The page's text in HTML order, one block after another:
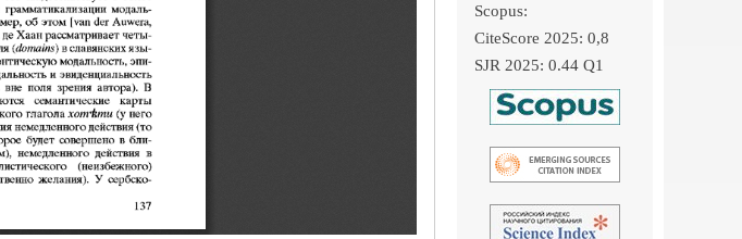
Scopus:
CiteScore 2025: 0,8
SJR 2025: 0.44 Q1